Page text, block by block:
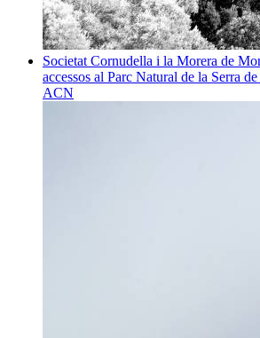
Societat Cornudella i la Morera de
accessos al Parc Natural de la Serra
ACN